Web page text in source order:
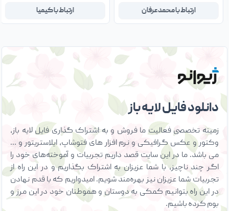
ارتباط با محمدعرفان ارتباط با کیمیا
دانلود فایل لایه باز
زمینه تخصصی فعالیت ما فروش و به اشتراک گذاری فایل لایه باز،
وکتور و عکس گرافیکی و نرم افزار های فتوشاپ، ایلاستریتور و …
می باشد. ما در این سایت قصد داریم تجربیات و آموخته‌های خود را
اگر چند ناچیز، با شما عزیزان به اشتراک بگذاریم و در این راه از
تجربیات شما عزیزان نیز بهره‌مند شویم. امیدواریم که با قدم نهادن
در این راه بتوانیم کمکی به دوستان و هموطنان خود در این مرز و
بوم کرده باشیم.